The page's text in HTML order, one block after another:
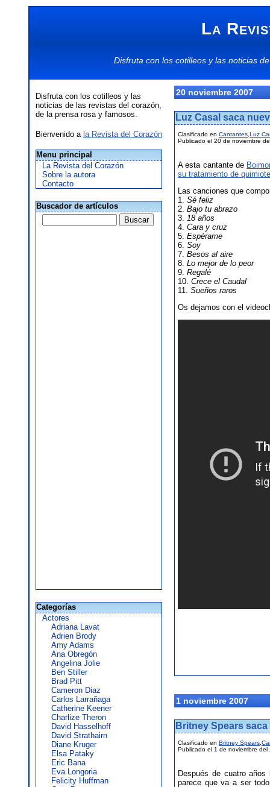
La
Disfruta con los cotilleosy las noticias
Disfruta con los cotilleos y las
noticias de las revistas del corazón,
de la prensa rosa y famosos.
Bienvenido a la Revista del Corazón
Menu principal
La Revista del Corazón
Sobre la autora
Contacto
Buscador de artículos
Categorías
Actores
Adriana Lavat
Adrien Brody
Amy Adams
Ana Obregón
Angelina Jolie
Ben Stiller
Brad Pitt
Cameron Diaz
Carlos Larrañaga
Catherine Keener
Charlize Theron
David Hasselhoff
David Strathairn
Diane Kruger
Elsa Pataky
Eric Bana
Eva Longoria
Felicity Huffman
20 noviembre 2007
Luz Casal saca
Clasificado en Cantantes Luz
Publicado el 20 de noviembre
A esta cantante de
su tratamiento de
Las canciones que
1. Sé feliz
2. Bajo tu abrazo
3. 18 años
4. Cara y cruz
5. Espérame
6. Soy
7. Besos al aire
8. Lo mejor de lo peor
9. Regalé
10. Crece el Caudal
11. Sueños raros
Os dejamos con el
1 noviembre 2007
Britney Spears
Clasificado en Britney Spears
Publicado el 1 de noviembre del
Después de cuatro años
parece que va a ser